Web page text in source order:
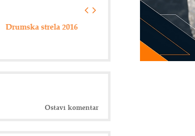
Hannover messe 2016 ABB - 125 godina
uspešnog poslovanja
Ostavi komentar